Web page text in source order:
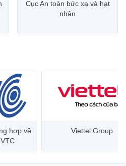
Cục An toàn bức xạ và hạt
nhân
Viettel Group